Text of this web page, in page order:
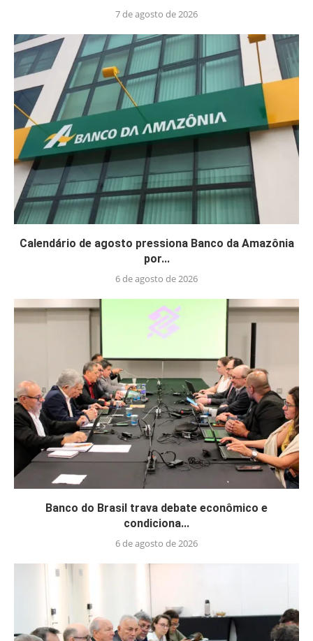
7 de agosto de 2026
Calendário de agosto pressiona Banco da Amazônia
por...
6 de agosto de 2026
Banco do Brasil trava debate econômico e
condiciona...
6 de agosto de 2026